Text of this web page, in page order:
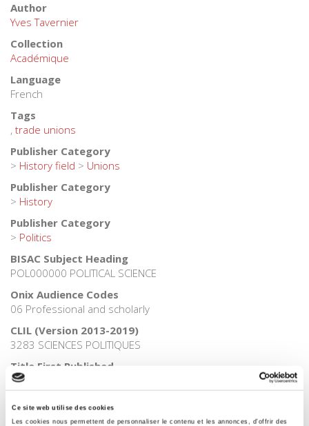
Ce site web utilise des cookies
Les cookies nous permettent de personnaliser le contenu et les annonces, d'offrir des
Author
Yves Tavernier
Collection
Académique
Language
French
Tags
, trade unions
Publisher Category
> History field > Unions
Publisher Category
> History
Publisher Category
> Politics
BISAC Subject Heading
POL000000 POLITICAL SCIENCE
Onix Audience Codes
06 Professional and scholarly
CLIL (Version 2013-2019)
3283 SCIENCES POLITIQUES
Title First Published
1965
Subject Scheme Identifier Code
Thema subject category: Politics and government